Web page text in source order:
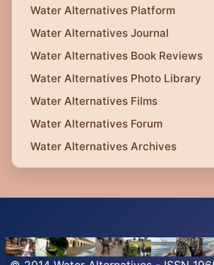
Water Alternatives Platform
Water Alternatives Journal
Water Alternatives Book Reviews
Water Alternatives Photo Library
Water Alternatives Films
Water Alternatives Forum
Water Alternatives Archives